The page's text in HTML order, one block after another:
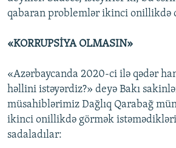
qabaran problemlər ikinci onillikdə
«KORRUPSİYA OLMASIN»
«Azərbaycanda 2020-ci ilə qədər
həllini istəyərdiz?» deyə Bakı
müsahiblərimiz Dağlıq Qarabağ
ikinci onillikdə görmək
sadaladılar: